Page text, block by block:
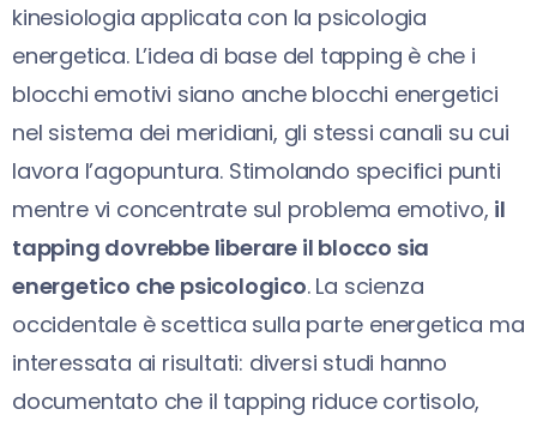
kinesiologia applicata con la psicologia
energetica. L’idea di base del tapping è che i
blocchi emotivi siano anche blocchi energetici
nel sistema dei meridiani, gli stessi canali su cui
lavora l’agopuntura. Stimolando specifici punti
mentre vi concentrate sul problema emotivo, il
tapping dovrebbe liberare il blocco sia
energetico che psicologico. La scienza
occidentale è scettica sulla parte energetica ma
interessata ai risultati: diversi studi hanno
documentato che il tapping riduce cortisolo,